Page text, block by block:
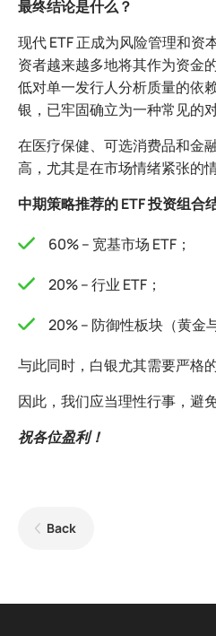
最终结论是什么？
现代 ETF 正成为风险管理和资
资者越来越多地将其作为资金
低对单一发行人分析质量的依
银，已牢固确立为一种常见的对
在医疗保健、可选消费品和金
高，尤其是在市场情绪紧张的情
中期策略推荐的 ETF 投资组合
60% – 宽基市场 ETF；
20% – 行业 ETF；
20% – 防御性板块（黄金
与此同时，白银尤其需要严格
因此，我们应当理性行事，避
祝各位盈利！
Back